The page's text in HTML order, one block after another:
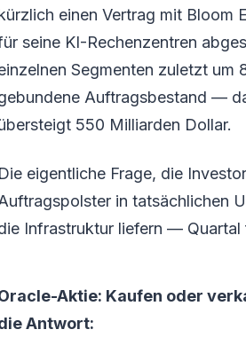
einen Vertrag mit Bloom
seine KI-Rechenzentren
Segmenten zuletzt um
Auftragsbestand —
550 Milliarden Dollar.
Die eigentliche Frage, die
in tatsächlichen
Infrastruktur liefern — Quartal
Aktie: Kaufen oder
Antwort: